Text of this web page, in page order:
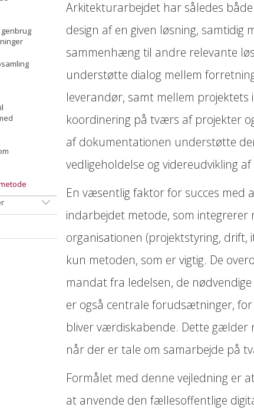
leveres driftssikkert
HTTP-URIer
Organization System
Arkitekturarbejdet har således
design af en given løsning, samtidig
sammenhæng til andre relevante
understøtte dialog mellem
leverandør, samt mellem projektets
koordinering på tværs af projekter
af dokumentationen understøtte
vedligeholdelse og videreudvikling
En væsentlig faktor for succes med
indarbejdet metode, som integrerer
organisationen (projektstyring, drift,
kun metoden, som er vigtig. De
mandat fra ledelsen, de
er også centrale forudsætninger,
bliver værdiskabende. Dette gælder
når der er tale om samarbejde på
Formålet med denne vejledning er
at anvende den fællesoffentlige